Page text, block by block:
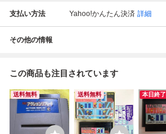
支払い方法 Yahoo!かんたん決済 詳細
その他の情報
この商品も注目されています
送料無料 送料無料 本日終了